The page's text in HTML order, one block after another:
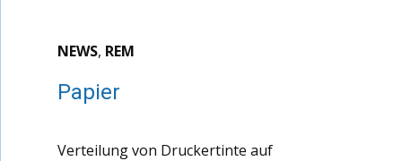
NEWS, REM
Papier
Verteilung von Druckertinte auf